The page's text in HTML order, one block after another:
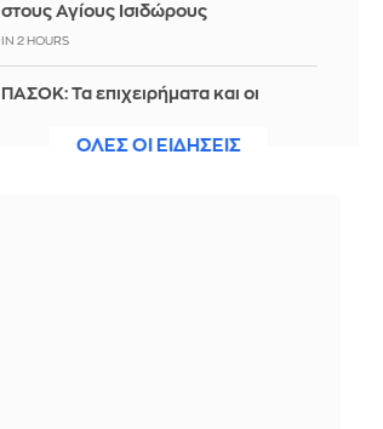
στους Αγίους Ισιδώρους
IN 2 HOURS
ΠΑΣΟΚ: Τα επιχειρήματα και οι
μέχρι τα επόμενα που αναιρούν τα
ΟΛΕΣ ΟΙ ΕΙΔΗΣΕΙΣ